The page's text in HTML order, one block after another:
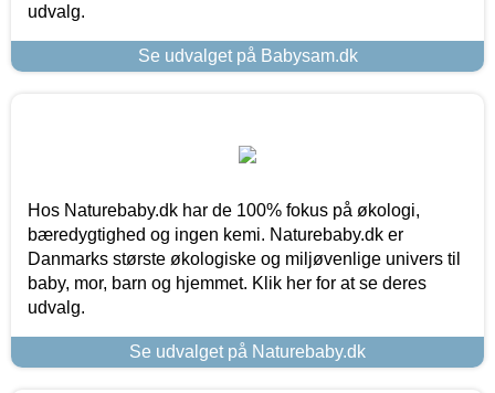
udvalg.
Se udvalget på Babysam.dk
Hos Naturebaby.dk har de 100% fokus på økologi,
bæredygtighed og ingen kemi. Naturebaby.dk er
Danmarks største økologiske og miljøvenlige univers til
baby, mor, barn og hjemmet. Klik her for at se deres
udvalg.
Se udvalget på Naturebaby.dk